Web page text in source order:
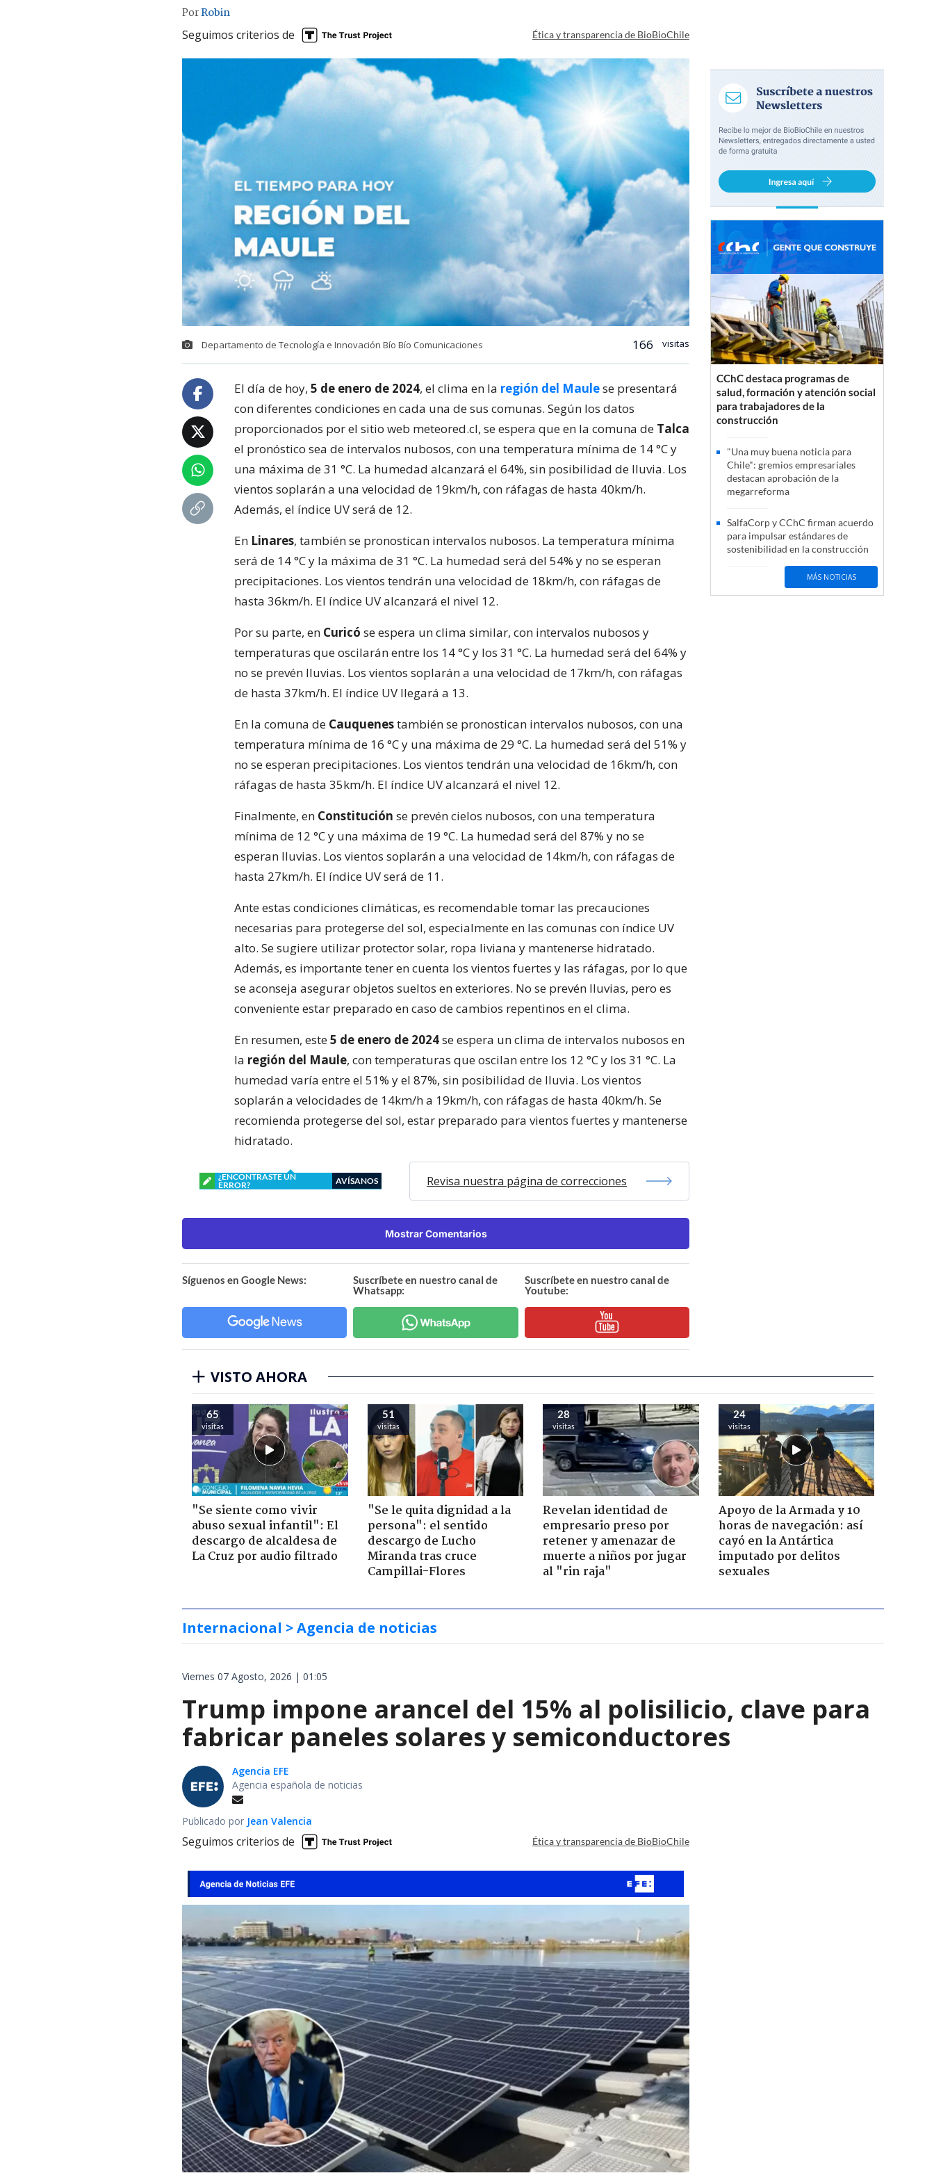
PorRobin
Seguimos criterios de Ética y transparencia de BioBioChile
Departamento de Tecnología e Innovación Bío Bío Comunicaciones 166 visitas
El día de hoy, 5 de enero de 2024, el clima en la región del Maulese presentará
con diferentes condiciones en cada una de sus comunas. Según los datos
proporcionados por el sitio web meteored.cl, se espera que en la comuna de Talca
el pronóstico sea de intervalos nubosos, con una temperatura mínima de 14 °C y
una máxima de 31 °C. La humedad alcanzará el 64%, sin posibilidad de lluvia. Los
vientos soplarán a una velocidad de 19km/h, con ráfagas de hasta 40km/h.
Además, el índice UV será de 12.
En Linares, también se pronostican intervalos nubosos. La temperatura mínima
será de 14 °C y la máxima de 31 °C. La humedad será del 54% y no se esperan
precipitaciones. Los vientos tendrán una velocidad de 18km/h, con ráfagas de
hasta 36km/h. El índice UV alcanzará el nivel 12.
Por su parte, en Curicó se espera un clima similar, con intervalos nubosos y
temperaturas que oscilarán entre los 14 °C y los 31 °C. La humedad será del 64% y
no se prevén lluvias. Los vientos soplarán a una velocidad de 17km/h, con ráfagas
de hasta 37km/h. El índice UV llegará a 13.
En la comuna de Cauquenestambién se pronostican intervalos nubosos, con una
temperatura mínima de 16 °C y una máxima de 29 °C. La humedad será del 51% y
no se esperan precipitaciones. Los vientos tendrán una velocidad de 16km/h, con
ráfagas de hasta 35km/h. El índice UV alcanzará el nivel 12.
Finalmente, en Constitución se prevén cielos nubosos, con una temperatura
mínima de 12 °C y una máxima de 19 °C. La humedad será del 87% y no se
esperan lluvias. Los vientos soplarán a una velocidad de 14km/h, con ráfagas de
hasta 27km/h. El índice UV será de 11.
Ante estas condiciones climáticas, es recomendable tomar las precauciones
necesarias para protegerse del sol, especialmente en las comunas con índice UV
alto. Se sugiere utilizar protector solar, ropa liviana y mantenerse hidratado.
Además, es importante tener en cuenta los vientos fuertes y las ráfagas, por lo que
se aconseja asegurar objetos sueltos en exteriores. No se prevén lluvias, pero es
conveniente estar preparado en caso de cambios repentinos en el clima.
En resumen, este5 de enero de 2024se espera un clima de intervalos nubosos en
la región del Maule, con temperaturas que oscilan entre los 12 °C y los 31 °C. La
humedad varía entre el 51% y el 87%, sin posibilidad de lluvia. Los vientos
soplarán a velocidades de 14km/h a 19km/h, con ráfagas de hasta 40km/h. Se
recomienda protegerse del sol, estar preparado para vientos fuertes y mantenerse
hidratado.
¿ENCONTRASTE UN
ERROR?
AVÍSANOS Revisa nuestra página de correcciones
Mostrar Comentarios
Síguenos en Google News:
Suscríbete en nuestro canal de
Whatsapp:
Suscríbete en nuestro canal de
Youtube:
CChC destaca programas de
salud, formación y atención social
para trabajadores de la
construcción
"Una muy buena noticia para
Chile": gremios empresariales
destacan aprobación de la
megarreforma
SalfaCorp y CChC firman acuerdo
para impulsar estándares de
sostenibilidad en la construcción
MÁS NOTICIAS
VISTO AHORA
65
visitas
"Se siente como vivir
abuso sexual infantil": El
descargo de alcaldesa de
La Cruz por audio filtrado
51
visitas
"Se le quita dignidad a la
persona": el sentido
descargo de Lucho
Miranda tras cruce
Campillai-Flores
28
visitas
Revelan identidad de
empresario preso por
retener y amenazar de
muerte a niños por jugar
al "rin raja"
24
visitas
Apoyo de la Armada y 10
horas de navegación: así
cayó en la Antártica
imputado por delitos
sexuales
Internacional > Agencia de noticias
Viernes 07 Agosto, 2026 | 01:05
Trump impone arancel del 15% al polisilicio, clave para
fabricar paneles solares y semiconductores
Agencia EFE
Agencia española de noticias
Publicado por Jean Valencia
Seguimos criterios de Ética y transparencia de BioBioChile